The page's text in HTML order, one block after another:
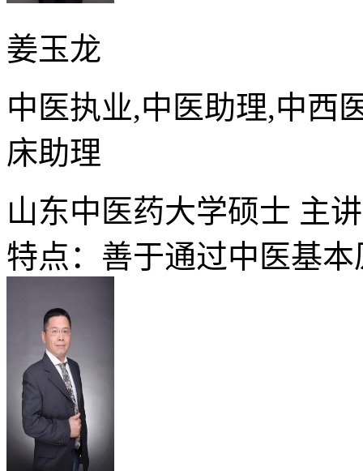
姜玉龙
中医执业,中医助理,中西
床助理
山东中医药大学硕士 主
特点：善于通过中医基